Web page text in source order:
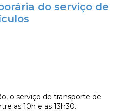
do serviço de
o serviço de transporte de
as 10h e as 13h30.